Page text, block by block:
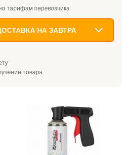
тарифам перевозчика
НА ЗАВТРА
товара